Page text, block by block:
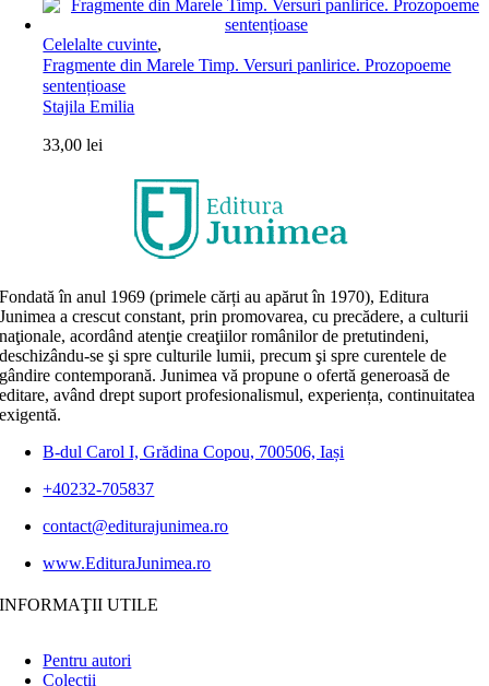
Celelalte cuvinte,
Fragmente din Marele Timp. Versuri panlirice. Prozopoeme
sentențioase
Stajila Emilia
33,00lei
Fondată în anul 1969 (primele cărți au apărut în 1970), Editura
Junimea a crescut constant, prin promovarea, cu precădere, a culturii
naţionale, acordând atenţie creaţiilor românilor de pretutindeni,
deschizându-se şi spre culturile lumii, precum şi spre curentele de
gândire contemporană. Junimea vă propune o ofertă generoasă de
editare, având drept suport profesionalismul, experiența, continuitatea
exigentă.
B-dul Carol I, Grădina Copou, 700506, Iași
+40232-705837
contact@editurajunimea.ro
www.EdituraJunimea.ro
INFORMAŢII UTILE
Pentru autori
Colecţii